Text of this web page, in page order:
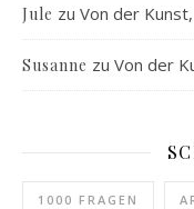
Jule zu Von der
Susanne zu Von der
1000 FRAGEN